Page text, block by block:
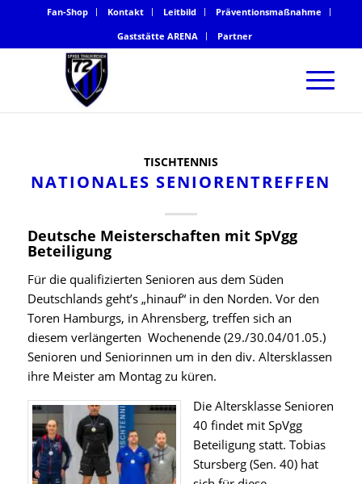
Fan-Shop Kontakt Leitbild
Präventionsmaßnahme
Gaststätte ARENA
Partner
TISCHTENNIS
NATIONALES SENIORENTREFFEN
Deutsche Meisterschaften mit SpVgg
Beteiligung
Für die qualifizierten Senioren aus dem Süden
Deutschlands geht’s „hinauf“ in den Norden. Vor den
Toren Hamburgs, in Ahrensberg, treffen sich an
diesem verlängerten Wochenende (29./30.04/01.05.)
Senioren und Seniorinnen um in den div. Altersklassen
ihre Meister am Montag zu küren.
Die Altersklasse Senioren
40 findet mit SpVgg
Beteiligung statt. Tobias
Stursberg (Sen. 40) hat